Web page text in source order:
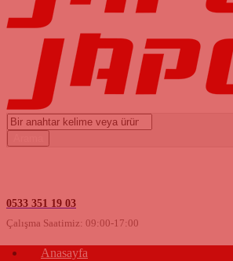
0533 351 19 03
Çalışma Saatimiz: 09:00-17:00
Anasayfa